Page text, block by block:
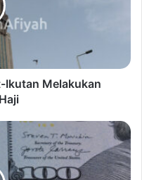
Ikutan Melakukan